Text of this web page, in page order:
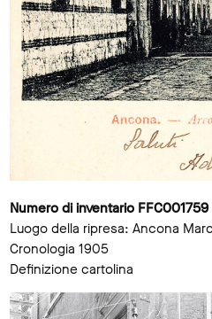
Numero di inventario FFC001759
Luogo della ripresa: Ancona
Cronologia 1905
Definizione cartolina